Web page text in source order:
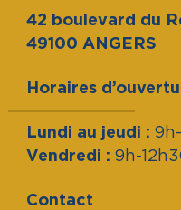
42 boulevard du
49100 ANGERS
Horaires
Lundi au jeudi :
Vendredi : 9h-
Contact